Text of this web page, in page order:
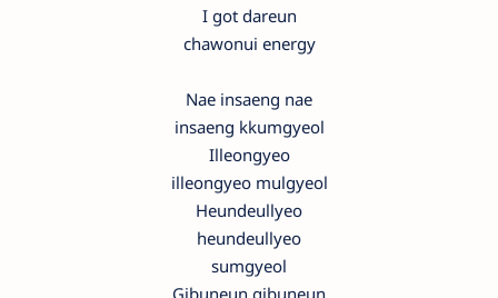
I got dareun
chawonui energy
Nae insaeng nae
insaeng kkumgyeol
Illeongyeo
illeongyeo mulgyeol
Heundeullyeo
heundeullyeo
sumgyeol
Gibuneun gibuneun